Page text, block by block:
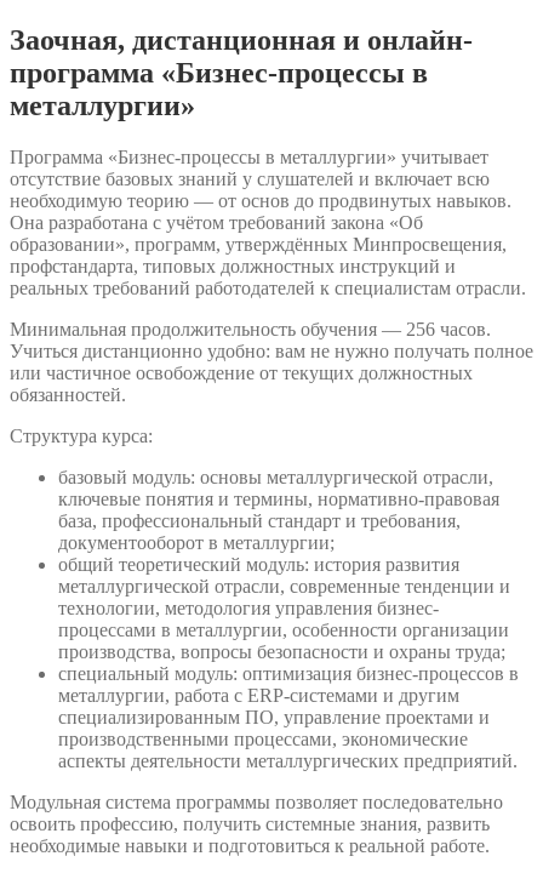
Заочная, дистанционная и онлайн-
программа «Бизнес-процессы в
металлургии»
Программа «Бизнес-процессы в металлургии» учитывает
отсутствие базовых знаний у слушателей и включает всю
необходимую теорию — от основ до продвинутых навыков.
Она разработана с учётом требований закона «Об
образовании», программ, утверждённых Минпросвещения,
профстандарта, типовых должностных инструкций и
реальных требований работодателей к специалистам отрасли.
Минимальная продолжительность обучения — 256 часов.
Учиться дистанционно удобно: вам не нужно получать полное
или частичное освобождение от текущих должностных
обязанностей.
Структура курса:
базовый модуль: основы металлургической отрасли,
ключевые понятия и термины, нормативно-правовая
база, профессиональный стандарт и требования,
документооборот в металлургии;
общий теоретический модуль: история развития
металлургической отрасли, современные тенденции и
технологии, методология управления бизнес-
процессами в металлургии, особенности организации
производства, вопросы безопасности и охраны труда;
специальный модуль: оптимизация бизнес-процессов в
металлургии, работа с ERP-системами и другим
специализированным ПО, управление проектами и
производственными процессами, экономические
аспекты деятельности металлургических предприятий.
Модульная система программы позволяет последовательно
освоить профессию, получить системные знания, развить
необходимые навыки и подготовиться к реальной работе.